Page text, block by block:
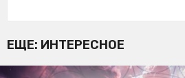
ЕЩЕ: ИНТЕРЕСНОЕ